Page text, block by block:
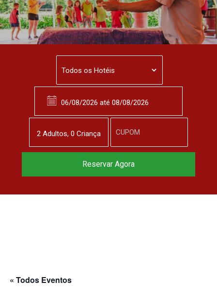
« Todos Eventos
2 Adultos, 0 Criança
Reservar Agora